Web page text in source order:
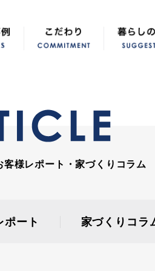
客様レポート・家づくりコラム
ポート 家づくりコラ